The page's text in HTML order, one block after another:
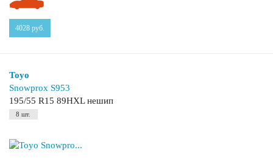
4028 руб.
Toyo
Snowprox S953
195/55 R15 89HXL нешип
8 шт.